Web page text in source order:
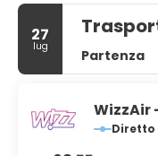
27
lug
Partenza
WizzAir
Diretto